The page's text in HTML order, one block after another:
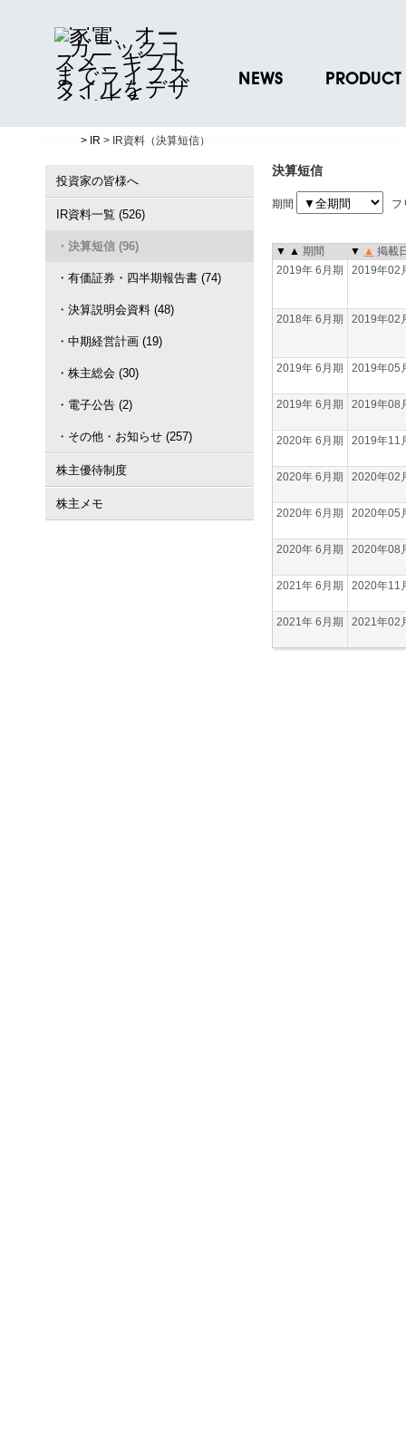
NEWS
プレスリリース
PRODUCT
ノベルティグッ
お取引先様 会員
> IR > IR資料（決算短信）
投資家の皆様へ
IR資料一覧 (526)
・決算短信 (96)
・有価証券・四半期報告書 (74)
・決算説明会資料 (48)
・中期経営計画 (19)
・株主総会 (30)
・電子公告 (2)
・その他・お知らせ (257)
株主優待制度
株主メモ
決算短信
期間 フ
▼ ▲ 期間 ▼ ▲ 掲載
2019年 6月期
2019年02
2018年 6月期 2019年02
2019年 6月期 2019年05
2019年 6月期 2019年08
2020年 6月期 2019年11
2020年 6月期 2020年02
2020年 6月期 2020年05
2020年 6月期 2020年08
2021年 6月期 2020年11
2021年 6月期 2021年02